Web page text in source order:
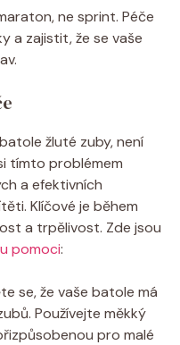
ne sprint. Péče
a zajistit, že se vaše
žluté zuby, není
tímto problémem
a efektivních
Klíčové je během
a trpělivost. Zde jsou
pomoci:
se, že vaše batole má
Používejte měkký
pro malé